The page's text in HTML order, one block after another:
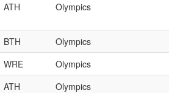
ATH Olympics
BTH Olympics
WRE Olympics
ATH Olympics